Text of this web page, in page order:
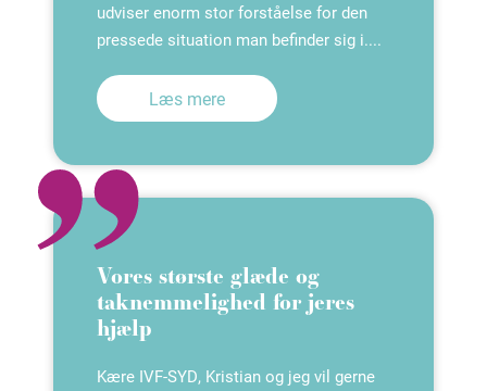
udviser enorm stor forståelse for den
pressede situation man befinder sig i....
Læs mere
Vores største glæde og
taknemmelighed for jeres
hjælp
Kære IVF-SYD, Kristian og jeg vil gerne